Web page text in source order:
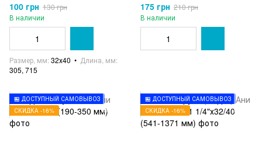
100 грн 130 грн
В наличии
Размер, мм 32х40
Длина, мм
305, 715
175 грн 210 грн
В наличии
🏪 ДОСТУПНЫЙ САМОВЫВОЗ
СКИДКА -16%
🏪 ДОСТУПНЫЙ САМОВЫВОЗ
СКИДКА -16%